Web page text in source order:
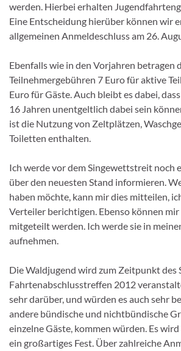
werden. Hierbei erhalten
Eine Entscheidung hierüber können wir
allgemeinen Anmeldeschluss am 26.
Ebenfalls wie in den Vorjahren betragen
Teilnehmergebühren 7 Euro für aktive
Euro für Gäste. Auch bleibt es dabei,
16 Jahren unentgeltlich dabei sein
ist die Nutzung von Zeltplätzen,
Toiletten enthalten.
Ich werde vor dem Singewettstreit noch
über den neuesten Stand informieren.
haben möchte, kann mir dies mitteilen,
Verteiler berichtigen. Ebenso können
mitgeteilt werden. Ich werde sie in
aufnehmen.
Die Waldjugend wird zum Zeitpunkt
Fahrtenabschlusstreffen 2012
sehr darüber, und würden es auch sehr
andere bündische und nichtbündische
einzelne Gäste, kommen würden. Es
ein großartiges Fest. Über zahlreiche